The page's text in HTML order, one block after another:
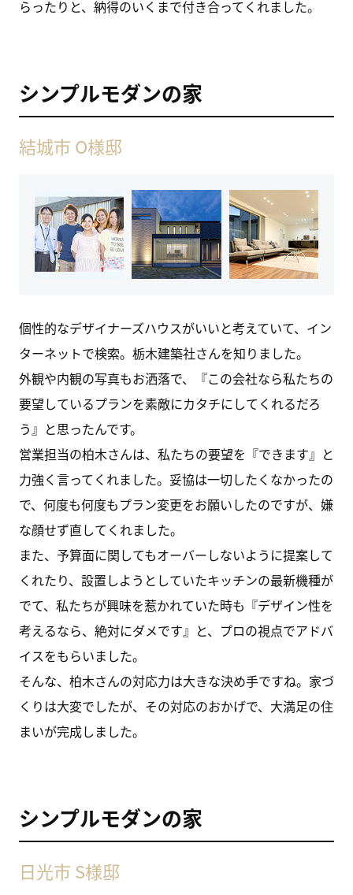
らったりと、納得のいくまで付き合ってくれました。
シンプルモダンの家
結城市 O様邸
個性的なデザイナーズハウスがいいと考えていて、イン
ターネットで検索。栃木建築社さんを知りました。
外観や内観の写真もお洒落で、『この会社なら私たちの
要望しているプランを素敵にカタチにしてくれるだろ
う』と思ったんです。
営業担当の柏木さんは、私たちの要望を『できます』と
力強く言ってくれました。妥協は一切したくなかったの
で、何度も何度もプラン変更をお願いしたのですが、嫌
な顔せず直してくれました。
また、予算面に関してもオーバーしないように提案して
くれたり、設置しようとしていたキッチンの最新機種が
でて、私たちが興味を惹かれていた時も『デザイン性を
考えるなら、絶対にダメです』と、プロの視点でアドバ
イスをもらいました。
そんな、柏木さんの対応力は大きな決め手ですね。家づ
くりは大変でしたが、その対応のおかげで、大満足の住
まいが完成しました。
シンプルモダンの家
日光市 S様邸